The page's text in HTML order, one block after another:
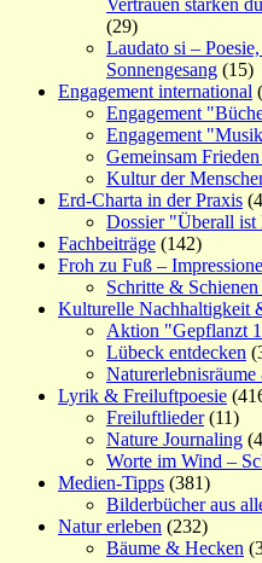
Vertrauen stärken
(29)
Laudato si –
Sonnengesang (15)
Engagement international
Engagement
Engagement
Gemeinsam
Kultur der
Erd-Charta in der Praxis
Dossier "Überall ist
Fachbeiträge (142)
Froh zu Fuß –
Schritte &
Kulturelle Nachhaltigkeit
Aktion "Gepflanzt
Lübeck entdecken
Lyrik & Freiluftpoesie
Freiluftlieder(11)
Nature Journaling
Worte im Wind –
Medien-Tipps (381)
Bilderbücher aus
Natur erleben (232)
Bäume & Hecken